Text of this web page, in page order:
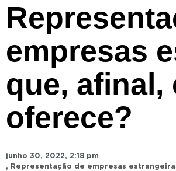
empresas
que, afinal,
oferece?
junho 30, 2022, 2:18 pm
,
Representação de empresas